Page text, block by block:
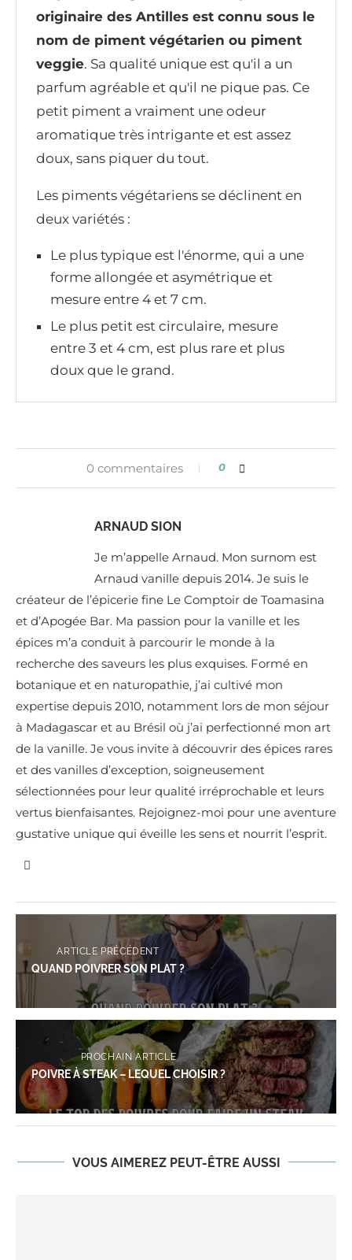
originaire des Antilles est connu sous le
nom de piment végétarien ou piment
veggie. Sa qualité unique est qu'il a un
parfum agréable et qu'il ne pique pas. Ce
petit piment a vraiment une odeur
aromatique très intrigante et est assez
doux, sans piquer du tout.
Les piments végétariens se déclinent en
deux variétés :
Le plus typique est l'énorme, qui a une
forme allongée et asymétrique et
mesure entre 4 et 7 cm.
Le plus petit est circulaire, mesure
entre 3 et 4 cm, est plus rare et plus
doux que le grand.
0 commentaires 0
ARNAUD SION
Je m’appelle Arnaud. Mon surnom est
Arnaud vanille depuis 2014. Je suis le
créateur de l’épicerie fine Le Comptoir de Toamasina
et d’Apogée Bar. Ma passion pour la vanille et les
épices m’a conduit à parcourir le monde à la
recherche des saveurs les plus exquises. Formé en
botanique et en naturopathie, j’ai cultivé mon
expertise depuis 2010, notamment lors de mon séjour
à Madagascar et au Brésil où j’ai perfectionné mon art
de la vanille. Je vous invite à découvrir des épices rares
et des vanilles d’exception, soigneusement
sélectionnées pour leur qualité irréprochable et leurs
vertus bienfaisantes. Rejoignez-moi pour une aventure
gustative unique qui éveille les sens et nourrit l’esprit.
ARTICLE PRÉCÉDENT
QUAND POIVRER SON PLAT ?
PROCHAIN ARTICLE
POIVRE À STEAK – LEQUEL CHOISIR ?
VOUS AIMEREZ PEUT-ÊTRE AUSSI